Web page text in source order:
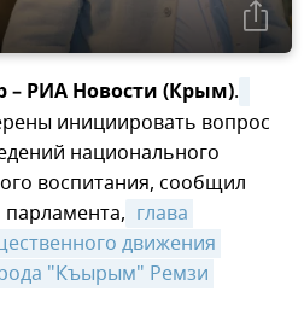
РИА Новости (Крым).
инициировать вопрос
национального
воспитания, сообщил
глава
движения
"Къырым" Ремзи